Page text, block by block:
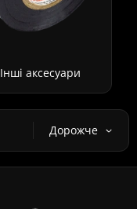
Інші аксесуари
Дорожче